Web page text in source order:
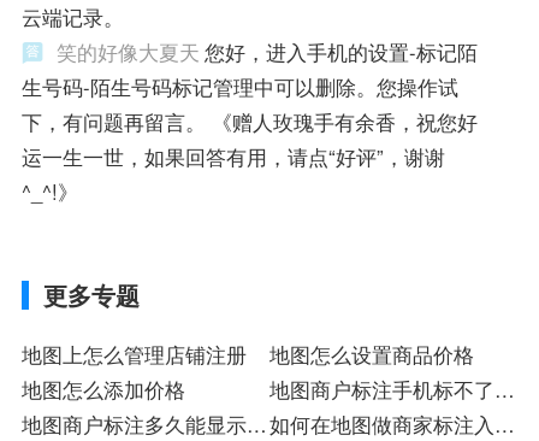
云端记录。
笑的好像大夏天 您好，进入手机的设置-标记陌
生号码-陌生号码标记管理中可以删除。您操作试
下，有问题再留言。 《赠人玫瑰手有余香，祝您好
运一生一世，如果回答有用，请点“好评”，谢谢
^_^!》
更多专题
地图上怎么管理店铺注册
地图怎么设置商品价格
地图怎么添加价格
地图商户标注手机标不了入
驻
地图商户标注多久能显示入如何在地图做商家标注入驻